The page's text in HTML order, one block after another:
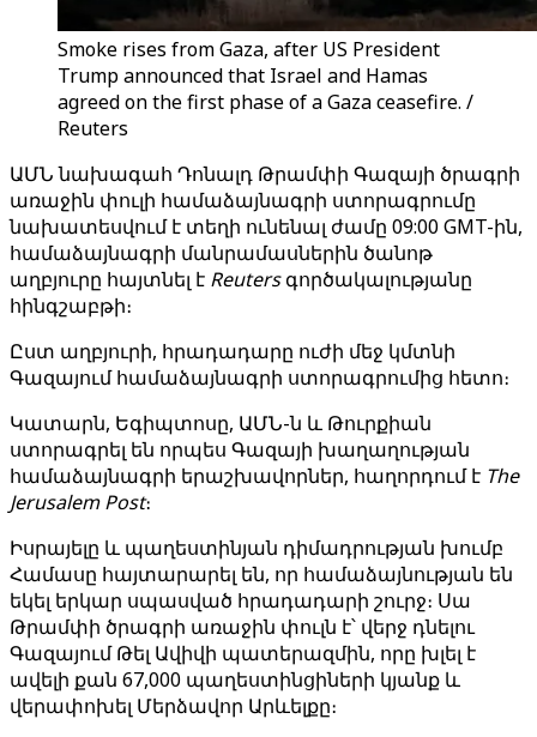
Smoke rises from Gaza, after US President
Trump announced that Israel and Hamas
agreed on the first phase of a Gaza ceasefire. /
Reuters
ԱՄՆ նախագահ Դոնալդ Թրամփի Գազայի ծրագրի
առաջին փուլի համաձայնագրի ստորագրումը
նախատեսվում է տեղի ունենալ ժամը 09:00 GMT-ին,
համաձայնագրի մանրամասներին ծանոթ
աղբյուրը հայտնել է Reutersգործակալությանը
հինգշաբթի։
Ըստ աղբյուրի, հրադադարը ուժի մեջ կմտնի
Գազայում համաձայնագրի ստորագրումից հետո։
Կատարն, Եգիպտոսը, ԱՄՆ-ն և Թուրքիան
ստորագրել են որպես Գազայի խաղաղության
համաձայնագրի երաշխավորներ, հաղորդում է The
Jerusalem Post։
Իսրայելը և պաղեստինյան դիմադրության խումբ
Համասը հայտարարել են, որ համաձայնության են
եկել երկար սպասված հրադադարի շուրջ։ Սա
Թրամփի ծրագրի առաջին փուլն է՝ վերջ դնելու
Գազայում Թել Ավիվի պատերազմին, որը խլել է
ավելի քան 67,000 պաղեստինցիների կյանք և
վերափոխել Մերձավոր Արևելքը։